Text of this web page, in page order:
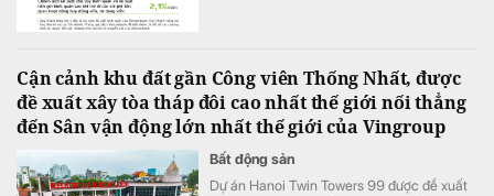
Cận cảnh khu đất gần Công viên Thống Nhất, được
đề xuất xây tòa tháp đôi cao nhất thế giới nối thẳng
đến Sân vận động lớn nhất thế giới của Vingroup
Bất động sản
Dự án Hanoi Twin Towers 99 được đề xuất